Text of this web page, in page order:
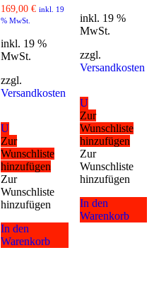
169,00€ inkl. 19
% MwSt.
inkl. 19 %
MwSt.
zzgl.
Versandkosten
U
Zur
Wunschliste
hinzufügen
Zur
Wunschliste
hinzufügen
In den
Warenkorb
inkl. 19 %
MwSt.
zzgl.
Versandkosten
U
Zur
Wunschliste
hinzufügen
Zur
Wunschliste
hinzufügen
In den
Warenkorb